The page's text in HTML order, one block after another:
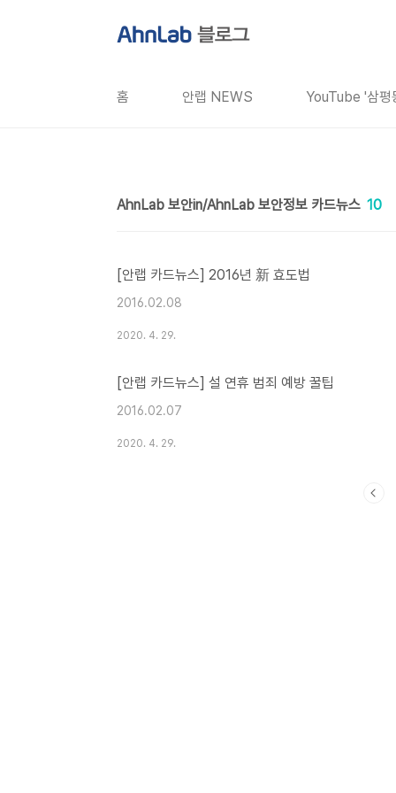
홈 안랩 NEWS YouTube '삼평
AhnLab 보안in/AhnLab 보안정보 카드뉴스 10
[안랩 카드뉴스] 2016년 新 효도법
2016.02.08
2020. 4. 29.
[안랩 카드뉴스] 설 연휴 범죄 예방 꿀팁
2016.02.07
2020. 4. 29.